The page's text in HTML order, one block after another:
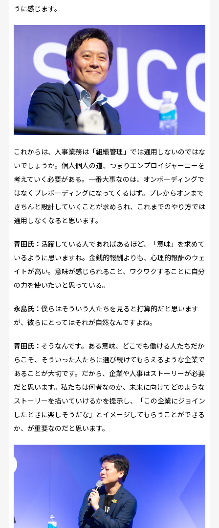
うに感じます。
これからは、人事業務は「組織管理」では通用しないのではな
いでしょうか。個人個人の道、つまりエンプロイジャーニーを
考えていく必要がある。一番大事なのは、オンボーディングで
はなくプレボーディングになってくるはず。プレからオンまで
きちんと設計していくことが求められ、これまでのやり方では
通用しなくなると思います。
青田氏： 活躍している人であればあるほど、「意味」を求めて
いるように思いますね。金銭的報酬よりも、心理的報酬のウェ
イトが高い。意味が感じられること、ワクワクすることに自分
の力を使いたいと思っている。
永島氏： 僕らはそういう人たちを見ると打算的だと思います
が、彼らにとってはそれが自然なんですよね。
青田氏： そうなんです。ある意味、どこでも働ける人たちだか
らこそ、そういった人たちに選び続けてもらえるような企業で
あることが大切です。だから、企業や人事はストーリーが必要
だと思います。私たちは何者なのか、未来に向けてどのような
ストーリーを描いていけるかを提示し、「この企業にジョイン
したときに楽しそうだな」とイメージしてもらうことができる
か、が重要なのだと思います。